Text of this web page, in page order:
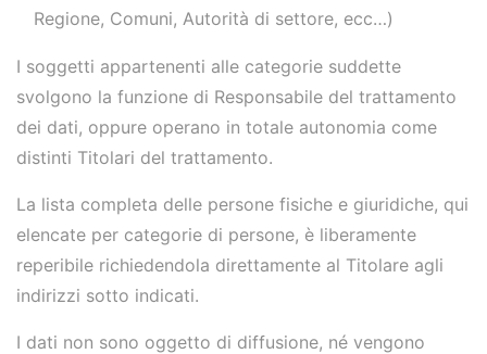
Regione, Comuni, Autorità di settore, ecc…)
I soggetti appartenenti alle categorie suddette
svolgono la funzione di Responsabile del trattamento
dei dati, oppure operano in totale autonomia come
distinti Titolari del trattamento.
La lista completa delle persone fisiche e giuridiche, qui
elencate per categorie di persone, è liberamente
reperibile richiedendola direttamente al Titolare agli
indirizzi sotto indicati.
I dati non sono oggetto di diffusione, né vengono